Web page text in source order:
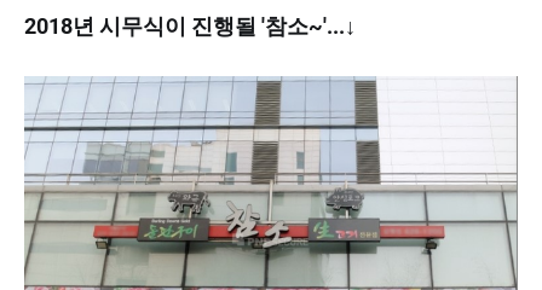
2018년 시무식이 진행될 '참소~'...↓